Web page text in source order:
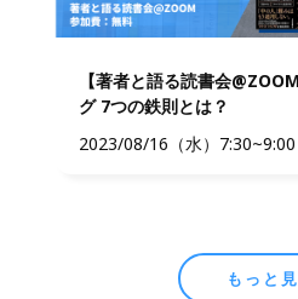
【著者と語る読書会
グ 7つの鉄則とは？
2023/08/16（水）7:30~9:00
もっと